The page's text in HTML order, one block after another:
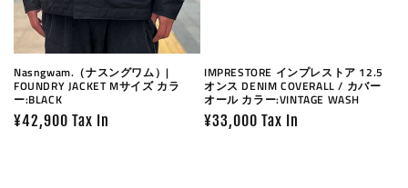
Nasngwam.（ナスングワム）|
FOUNDRY JACKET Mサイズ カラ
ー:BLACK
Prix
¥42,900 Tax In
IMPRESTORE インプレストア 12.5
オンス DENIM COVERALL / カバー
オール カラー:VINTAGE WASH
Prix
¥33,000 Tax In